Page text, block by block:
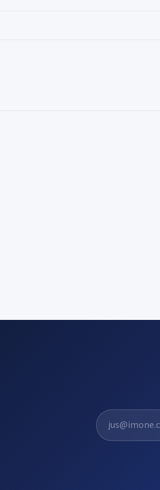
El. pašto adresas